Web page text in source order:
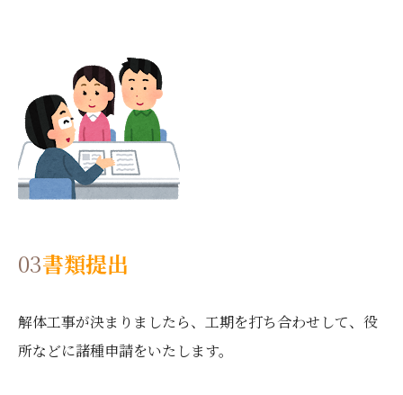
03書類提出
解体工事が決まりましたら、工期を打ち合わせして、役
所などに諸種申請をいたします。